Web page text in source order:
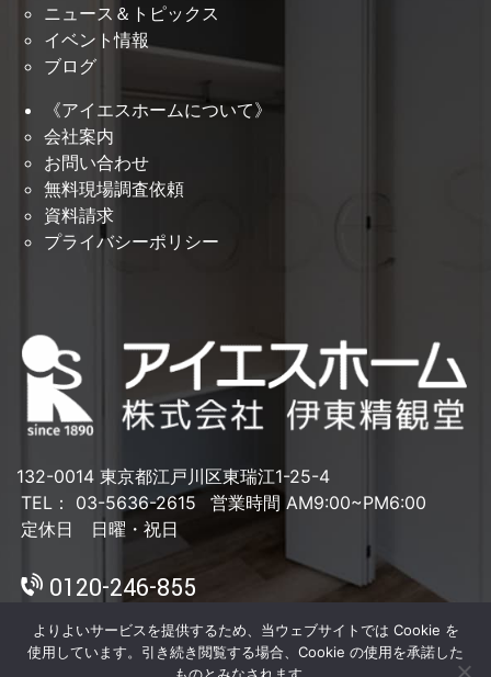
ニュース＆トピックス
イベント情報
ブログ
《アイエスホームについて》
会社案内
お問い合わせ
無料現場調査依頼
資料請求
プライバシーポリシー
132-0014 東京都江戸川区東瑞江1-25-4
TEL： 03-5636-2615
営業時間 AM9:00~PM6:00
定休日 日曜・祝日
0120-246-855
よりよいサービスを提供するため、当ウェブサイトでは Cookie を
使用しています。引き続き閲覧する場合、Cookie の使用を承諾した